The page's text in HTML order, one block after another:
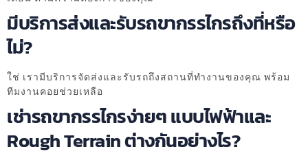
มีบริการส่งและรับรถขากรรไกรถึงที่หรือ
ไม่?
ใช่ เรามีบริการจัดส่งและรับรถถึงสถานที่ทำงานของคุณ พร้อม
ทีมงานคอยช่วยเหลือ
เช่ารถขากรรไกรง่ายๆ แบบไฟฟ้าและ
Rough Terrain ต่างกันอย่างไร?